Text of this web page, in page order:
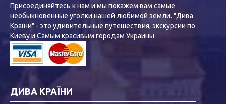
Присоединяйтесь к нам и мы покажем вам самые
необыкновенные уголки нашей любимой земли. "Дива
Країни" - это удивительные путешествия, экскурсии по
Киеву и Самым красивым городам Украины.
ДИВА КРАЇНИ